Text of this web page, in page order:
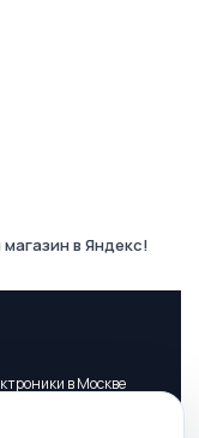
в Яндекс!
в Москве
услуг, носит